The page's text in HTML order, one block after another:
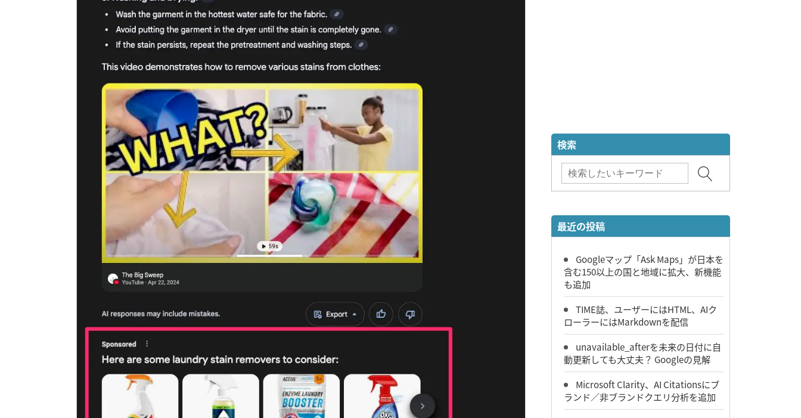
検索
最近の投稿
Googleマップ「Ask Maps」が日本を
含む150以上の国と地域に拡大、新機能
も追加
TIME誌、ユーザーにはHTML、AIク
ローラーにはMarkdownを配信
unavailable_afterを未来の日付に自
動更新しても大丈夫？ Googleの見解
Microsoft Clarity、AI Citationsにブ
ランド／非ブランドクエリ分析を追加